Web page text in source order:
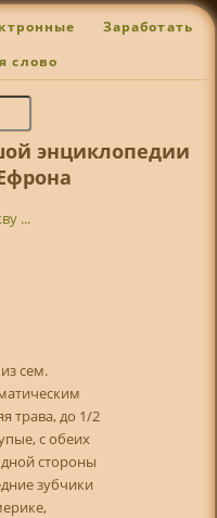
Заработать
слово
энциклопедии
...
сем.
трава, до 1/2
с обеих
стороны
зубчики